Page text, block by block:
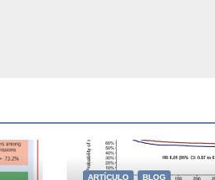
ARTÍCULO BLOG